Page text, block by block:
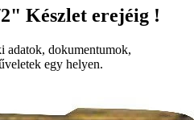
Készlet erejéig !
adatok, dokumentumok,
egy helyen.